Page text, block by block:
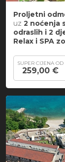
Proljetni
uz 2 noćenja
odraslih i 2
Relax i SPA
SUPER CIJENA OD
259,00 €